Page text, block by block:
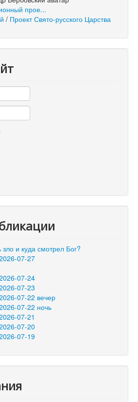
прое...
/ Проект Свято-русского Царства
зло и куда смотрел Бог?
07-27
07-24
07-23
07-22 вечер
07-22 ночь
07-21
07-20
07-19